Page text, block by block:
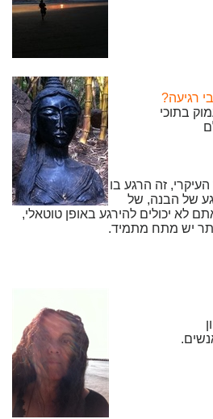
רגיעה?
בתוכי
זה הרגע בו
של הבנה, של
לא יכולים להירגע באופן טוטאלי,
יש מתח מתמיד.